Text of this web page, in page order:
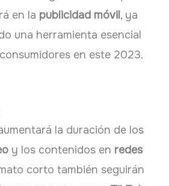
en la publicidad móvil, ya
una herramienta esencial
en este 2023.
la duración de los
y los contenidos en redes
corto también seguirán